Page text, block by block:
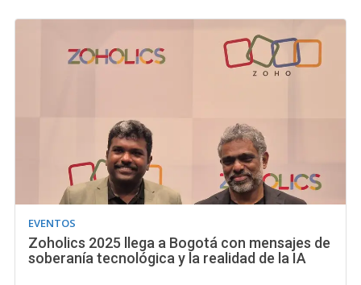
EVENTOS
Zoholics 2025 llega a Bogotá con mensajes de
soberanía tecnológica y la realidad de la IA